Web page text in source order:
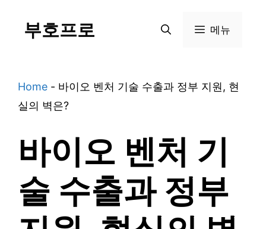
부호프로 메뉴
Home - 바이오 벤처 기술 수출과 정부 지원, 현
실의 벽은?
바이오 벤처 기
술 수출과 정부